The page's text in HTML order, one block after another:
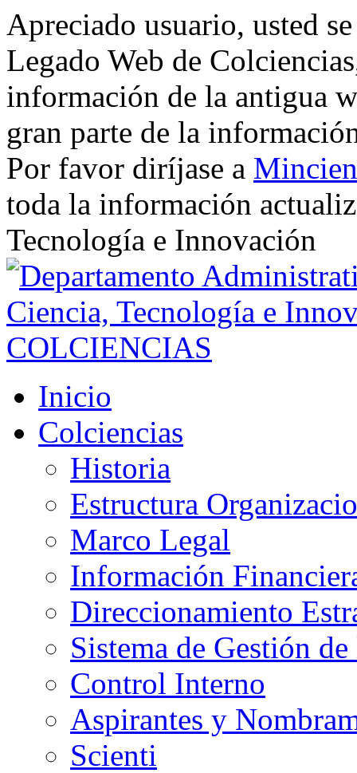
Apreciado usuario, usted
Legado Web de
información de la antigua
gran parte de la
Por favor diríjase a
toda la información
Tecnología e Innovación
Inicio
Colciencias
Historia
Estructura
Marco Legal
Información
Direccionamiento
Sistema de Gestión
Control Interno
Aspirantes y
Scienti